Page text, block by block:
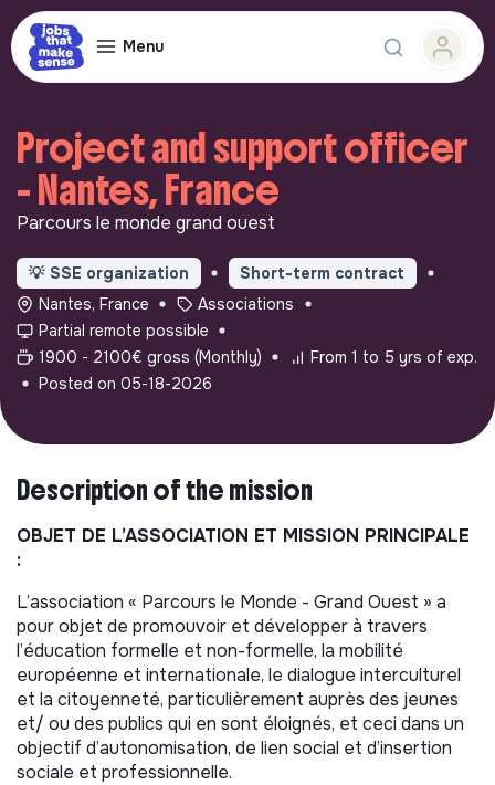
Menu
Project and support officer
- Nantes, France
Parcours le monde grand ouest
💡 SSE organization
Short-term contract
Nantes, France
Associations
Partial remote possible
1900 - 2100€ gross (Monthly)
From 1 to 5 yrs of exp.
Posted on 05-18-2026
Description of the mission
OBJET DE L’ASSOCIATION ET MISSION PRINCIPALE
:
L’association « Parcours le Monde - Grand Ouest » a
pour objet de promouvoir et développer à travers
l’éducation formelle et non-formelle, la mobilité
européenne et internationale, le dialogue interculturel
et la citoyenneté, particulièrement auprès des jeunes
et/ ou des publics qui en sont éloignés, et ceci dans un
objectif d’autonomisation, de lien social et d’insertion
sociale et professionnelle.